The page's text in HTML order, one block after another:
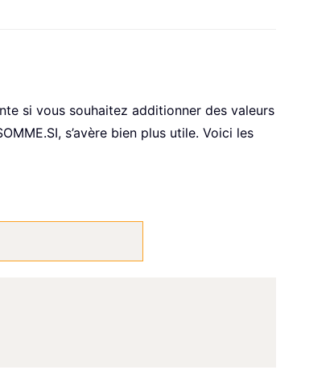
si vous souhaitez additionner des valeurs
s’avère bien plus utile. Voici les